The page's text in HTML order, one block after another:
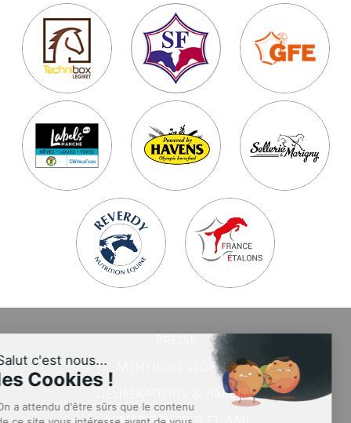
Salut c'est nous...
les Cookies !
On a attendu d'être sûrs que le contenu
Mentions légales
Délibérations & arrêtés